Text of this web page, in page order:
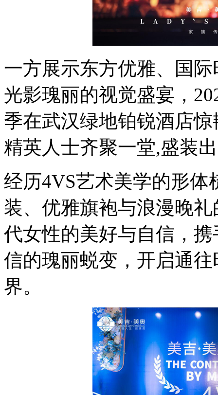
一方展示东方优雅、国
光影瑰丽的视觉盛宴，
季在武汉绿地铂锐酒店
精英人士齐聚一堂,盛装
经历4VS艺术美学的形
装、优雅旗袍与浪漫晚
代女性的美好与自信，
信的瑰丽蜕变，开启通
界。